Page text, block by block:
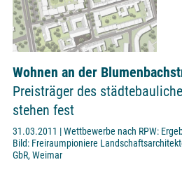
Wohnen an der
Preisträger des
stehen fest
31.03.2011 | Wettbewerbe nach RPW:
Bild: Freiraumpioniere
GbR, Weimar